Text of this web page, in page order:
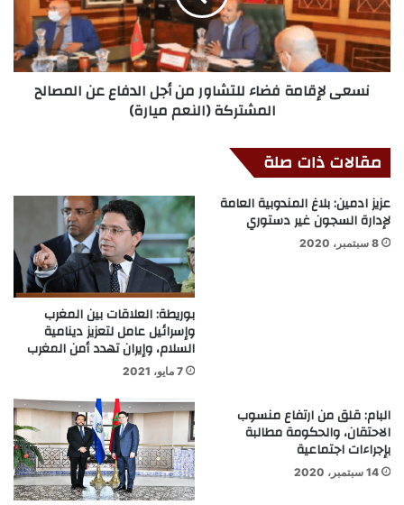
نسعى لإقامة فضاء للتشاور من أجل الدفاع عن المصالح
المشتركة (النعم ميارة)
مقالات ذات صلة
عزيز ادمين: بلاغ المندوبية العامة
لإدارة السجون غير دستوري
8 سبتمبر، 2020
بوريطة: العلاقات بين المغرب
وإسرائيل عامل لتعزيز دينامية
السلام، وإيران تهدد أمن المغرب
7 مايو، 2021
البام: قلق من ارتفاع منسوب
الاحتقان، والحكومة مطالبة
بإجراءات اجتماعية
14 سبتمبر، 2020